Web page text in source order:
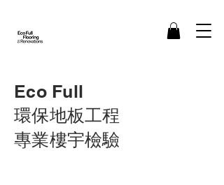
Eco Full
環保地板工程
​專業樓宇檢驗